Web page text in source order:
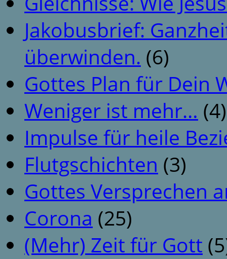
Jakobusbrief:
überwinden. (6)
Gottes Plan für Dein
Weniger ist mehr… (4)
Impulse für heile
Flutgschichten (3)
Gottes Versprechen
Corona (25)
(Mehr) Zeit für Gott